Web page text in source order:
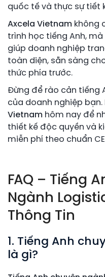
quốc tế và thực sự tiết
Axcela Vietnam không
trình học tiếng Anh,
giúp doanh nghiệp
toàn diện, sẵn sàng
thức phía trước.
Đừng để rào cản tiếng
của doanh nghiệp bạn.
Vietnam hôm nay để
thiết kế độc quyền và
miễn phí theo chuẩn
FAQ – Tiếng
Ngành
Thông Tin
1. Tiếng Anh
là gì?